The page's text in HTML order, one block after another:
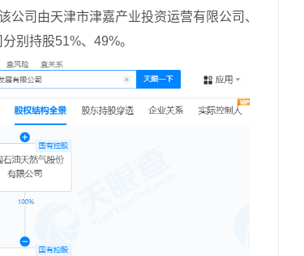
司由天津市津嘉产业投资运营有限公司、
别持股51%、49%。